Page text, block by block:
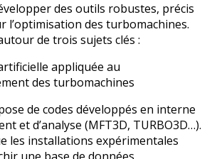
des outils robustes, précis
l’optimisation des turbomachines.
de trois sujets clés :
appliquée au
des turbomachines
de codes développés en interne
et d’analyse (MFT3D, TURBO3D…).
les installations expérimentales